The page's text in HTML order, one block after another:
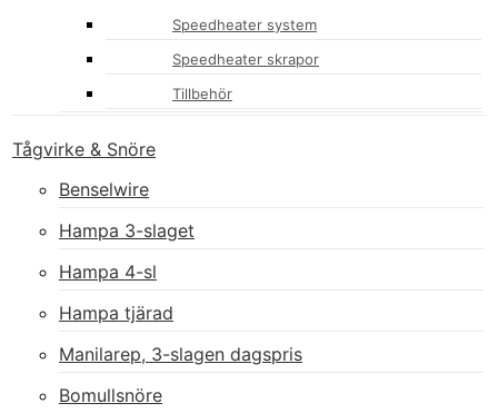
Speedheater system
Speedheater skrapor
Tillbehör
Tågvirke & Snöre
Benselwire
Hampa 3-slaget
Hampa 4-sl
Hampa tjärad
Manilarep, 3-slagen dagspris
Bomullsnöre